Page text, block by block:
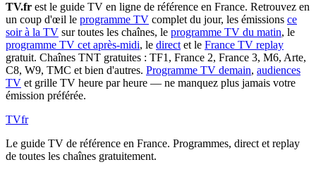
TV.fr est le guide TV en ligne de référence en France. Retrouvez en
un coup d'œil le programme TV complet du jour, les émissions ce
soir à la TV sur toutes les chaînes, le programme TV du matin, le
programme TV cet après-midi, le direct et le France TV replay
gratuit. Chaînes TNT gratuites : TF1, France 2, France 3, M6, Arte,
C8, W9, TMC et bien d'autres. Programme TV demain, audiences
TV et grille TV heure par heure — ne manquez plus jamais votre
émission préférée.
TVfr
Le guide TV de référence en France. Programmes, direct et replay
de toutes les chaînes gratuitement.